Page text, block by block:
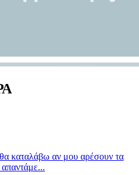
καταλάβω αν μου αρέσουν τα
απαντάμε...